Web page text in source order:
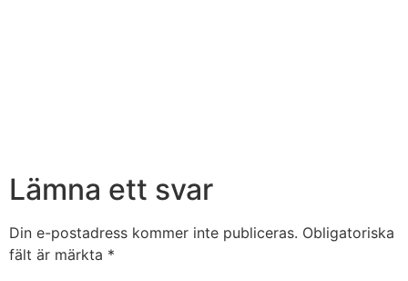
Lämna ett svar
Din e-postadress kommer inte publiceras. Obligatoriska
fält är märkta *